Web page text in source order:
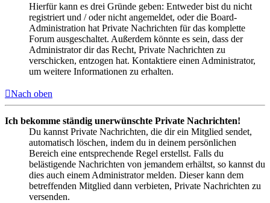
Hierfür kann es drei Gründe geben: Entweder bist du nicht
registriert und / oder nicht angemeldet, oder die Board-
Administration hat Private Nachrichten für das komplette
Forum ausgeschaltet. Außerdem könnte es sein, dass der
Administrator dir das Recht, Private Nachrichten zu
verschicken, entzogen hat. Kontaktiere einen Administrator,
um weitere Informationen zu erhalten.
Nach oben
Ich bekomme ständig unerwünschte Private Nachrichten!
Du kannst Private Nachrichten, die dir ein Mitglied sendet,
automatisch löschen, indem du in deinem persönlichen
Bereich eine entsprechende Regel erstellst. Falls du
belästigende Nachrichten von jemandem erhältst, so kannst du
dies auch einem Administrator melden. Dieser kann dem
betreffenden Mitglied dann verbieten, Private Nachrichten zu
versenden.